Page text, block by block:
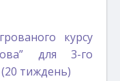
курсу
для 3-го
(20 тиждень)